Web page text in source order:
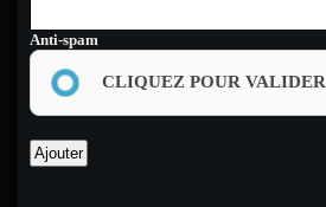
Anti-spam
CLIQUEZ POUR VALIDER